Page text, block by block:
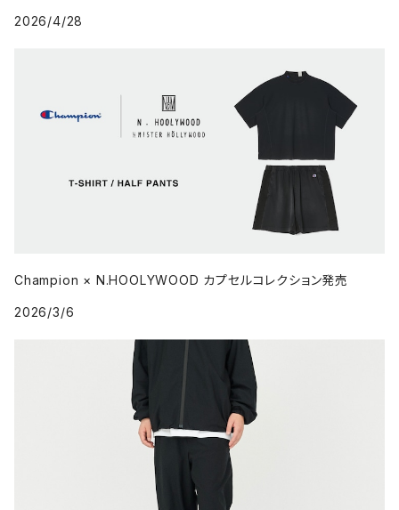
2026/4/28
Champion × N.HOOLYWOOD カプセルコレクション発売
2026/3/6